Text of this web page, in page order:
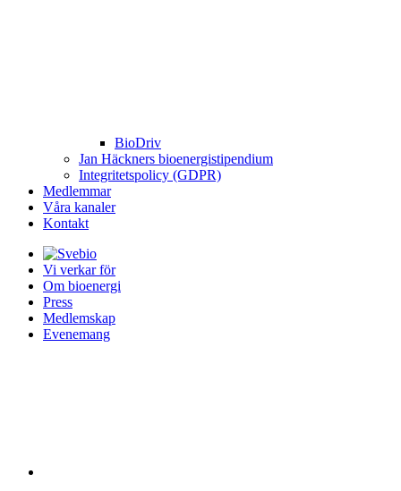
BioDriv
Jan Häckners bioenergistipendium
Integritetspolicy (GDPR)
Medlemmar
Våra kanaler
Kontakt
Vi verkar för
Om bioenergi
Press
Medlemskap
Evenemang